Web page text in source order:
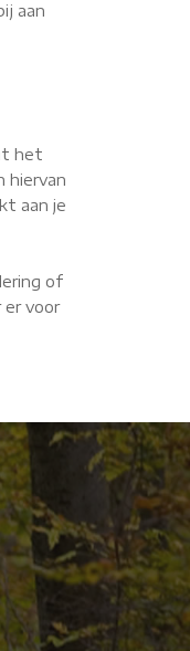
aan
het
hiervan
aan je
of
er voor